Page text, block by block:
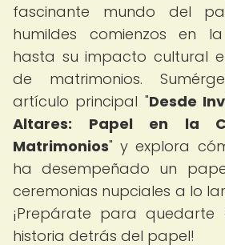
fascinante mundo del
humildes comienzos en
hasta su impacto cultural
de matrimonios.
artículo principal "Desde
Altares: Papel en la
Matrimonios" y explora
ha desempeñado un
ceremonias nupciales a lo
¡Prepárate para
historia detrás del papel!